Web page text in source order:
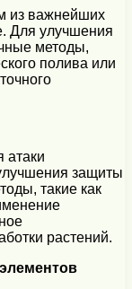
из важнейших
Для улучшения
методы,
полива или
атаки
защиты
такие как
растений.